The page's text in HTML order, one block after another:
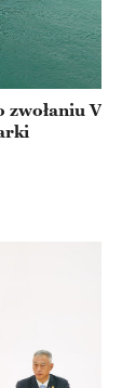
zwołaniu V